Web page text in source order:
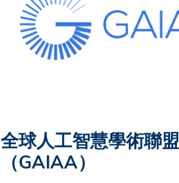
全球人工智慧學術聯盟
（GAIAA）